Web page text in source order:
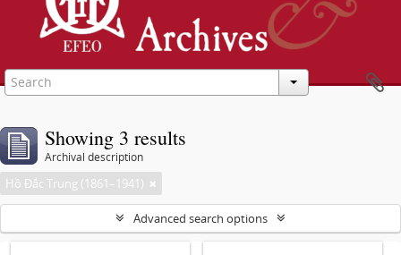
Showing 3 results
Archival description
Hồ Đắc Trung (1861–1941)
Advanced search options